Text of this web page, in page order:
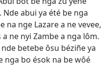
abui ya été be nga
na nge Lazare a ne vevee,
ne nyi Zambe a nga lôm.
betebe ôsu béziñe ya
nga bo ésok na be wôé